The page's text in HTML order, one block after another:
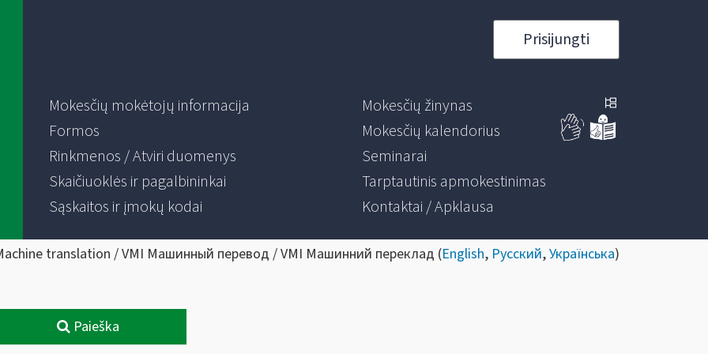
Prisijungti
Mokesčių mokėtojų informacija
Formos
Rinkmenos / Atviri duomenys
Skaičiuoklės ir pagalbininkai
Sąskaitos ir įmokų kodai
Mokesčių žinynas
Mokesčių kalendorius
Seminarai
Tarptautinis apmokestinimas
Kontaktai / Apklausa
translation / VMI Машинный перевод / VMI Машинний переклад (English, Русский,Українська)
Paieška